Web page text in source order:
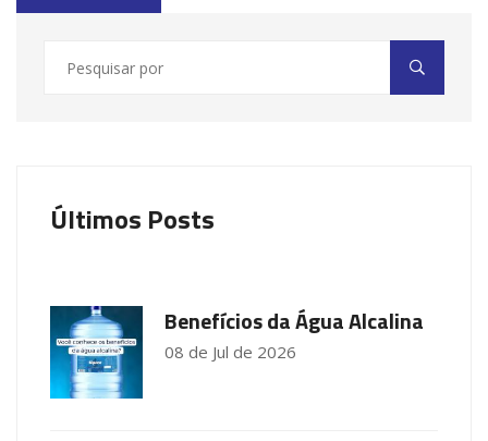
Últimos Posts
Benefícios da Água Alcalina
08 de Jul de 2026